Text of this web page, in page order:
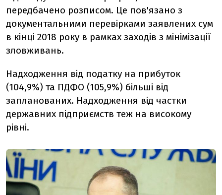
передбачено розписом. Це пов'язано з
документальними перевірками заявлених сум
в кінці 2018 року в рамках заходів з мінімізації
зловживань.
Надходження від податку на прибуток
(104,9%) та ПДФО (105,9%) більші від
запланованих. Надходження від частки
державних підприємств теж на високому
рівні.